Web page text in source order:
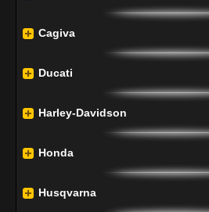
Cagiva
Ducati
Harley-Davidson
Honda
Husqvarna